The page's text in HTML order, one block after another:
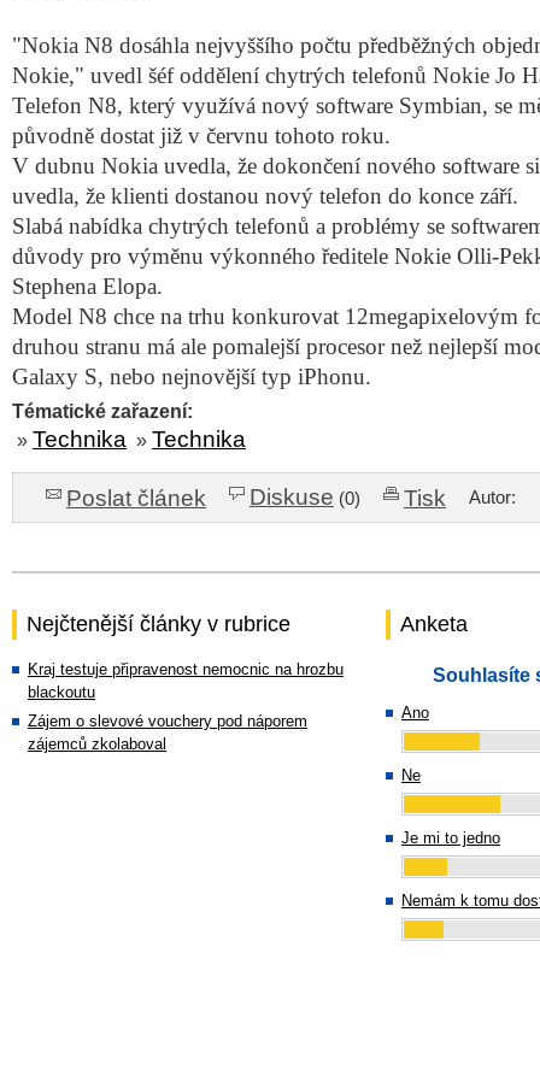
"Nokia N8 dosáhla nejvyššího počtu předběžných
Nokie," uvedl šéf oddělení chytrých telefonů Nokie Jo
Telefon N8, který využívá nový software Symbian, se
původně dostat již v červnu tohoto roku.
V dubnu Nokia uvedla, že dokončení nového software
uvedla, že klienti dostanou nový telefon do konce září.
Slabá nabídka chytrých telefonů a problémy se
důvody pro výměnu výkonného ředitele Nokie Olli-
Stephena Elopa.
Model N8 chce na trhu konkurovat 12megapixelovým
druhou stranu má ale pomalejší procesor než nejlepší
Galaxy S, nebo nejnovější typ iPhonu.
Tématické zařazení:
» Technika » Technika
Poslat článek Diskuse (0) Tisk Autor:
Nejčtenější články v rubrice
Kraj testuje připravenost nemocnic na hrozbu
blackoutu
Zájem o slevové vouchery pod náporem
zájemců zkolaboval
Anketa
Souhlasíte
Ano
Ne
Je mi to jedno
Nemám k tomu